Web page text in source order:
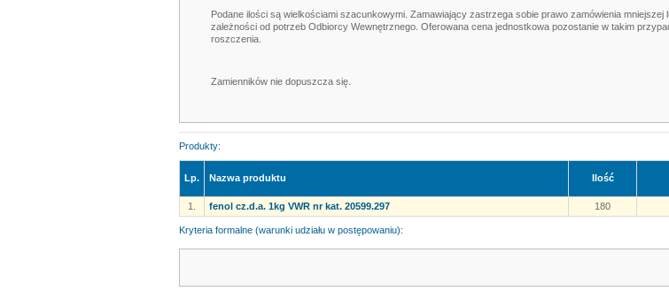
Podane ilości są wielkościami szacunkowymi. Zamawiający zastrzega sobie prawo zamówienia
zależności od potrzeb Odbiorcy Wewnętrznego. Oferowana cena jednostkowa pozostanie w takim
roszczenia.
Zamienników nie dopuszcza się.
Produkty:
Lp. Nazwa produktu Ilość
1. fenol cz.d.a. 1kg VWR nr kat. 20599.297 180
Kryteria formalne (warunki udziału w postępowaniu):